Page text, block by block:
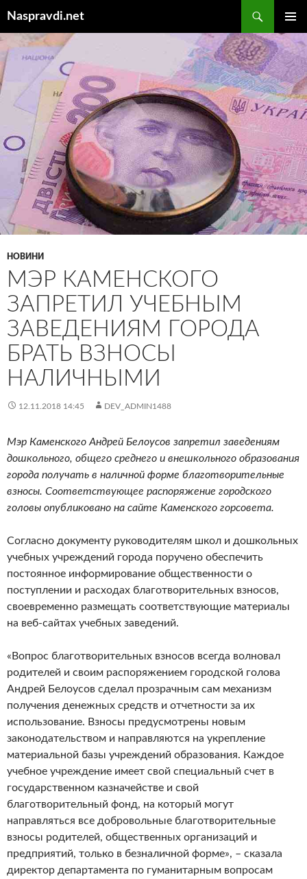
вмісту
Naspravdi.net
МЕНЮ
НОВИНИ
МЭР КАМЕНСКОГО
ЗАПРЕТИЛ УЧЕБНЫМ
ЗАВЕДЕНИЯМ ГОРОДА
БРАТЬ ВЗНОСЫ
НАЛИЧНЫМИ
12.11.2018 14:45 DEV_ADMIN1488
Мэр Каменского Андрей Белоусов запретил заведениям
дошкольного, общего среднего и внешкольного образования
города получать в наличной форме благотворительные
взносы. Соответствующее распоряжение городского
головы опубликовано на сайте Каменского горсовета.
Согласно документу руководителям школ и дошкольных
учебных учреждений города поручено обеспечить
постоянное информирование общественности о
поступлении и расходах благотворительных взносов,
своевременно размещать соответствующие материалы
на веб-сайтах учебных заведений.
«Вопрос благотворительных взносов всегда волновал
родителей и своим распоряжением городской голова
Андрей Белоусов сделал прозрачным сам механизм
получения денежных средств и отчетности за их
использование. Взносы предусмотрены новым
законодательством и направляются на укрепление
материальной базы учреждений образования. Каждое
учебное учреждение имеет свой специальный счет в
государственном казначействе и свой
благотворительный фонд, на который могут
направляться все добровольные благотворительные
взносы родителей, общественных организаций и
предприятий, только в безналичной форме», – сказала
директор департамента по гуманитарным вопросам